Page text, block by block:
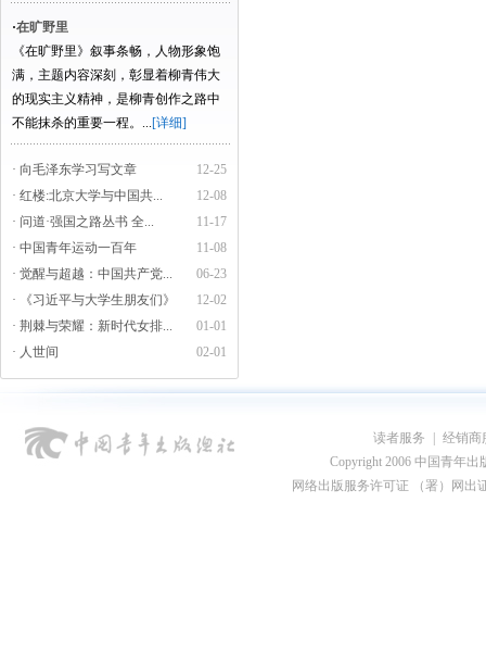
·在旷野里
《在旷野里》叙事条畅，人物形象饱
满，主题内容深刻，彰显着柳青伟大
的现实主义精神，是柳青创作之路中
不能抹杀的重要一程。...[详细]
12-25
· 向毛泽东学习写文章
12-08
· 红楼:北京大学与中国共...
11-17
· 问道·强国之路丛书 全...
11-08
· 中国青年运动一百年
06-23
· 觉醒与超越：中国共产党...
12-02
· 《习近平与大学生朋友们》
01-01
· 荆棘与荣耀：新时代女排...
02-01
· 人世间
读者服务
经销商
Copyright 2006 中国青年出
网络出版服务许可证 （署）网出